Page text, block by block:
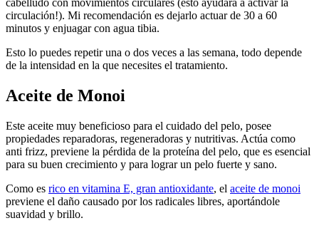
cabelludo con movimientos circulares (esto ayudará a activar la
circulación!). Mi recomendación es dejarlo actuar de 30 a 60
minutos y enjuagar con agua tibia.
Esto lo puedes repetir una o dos veces a las semana, todo depende
de la intensidad en la que necesites el tratamiento.
Aceite de Monoi
Este aceite muy beneficioso para el cuidado del pelo, posee
propiedades reparadoras, regeneradoras y nutritivas. Actúa como
anti frizz, previene la pérdida de la proteína del pelo, que es esencial
para su buen crecimiento y para lograr un pelo fuerte y sano.
Como es rico en vitamina E, gran antioxidante, el aceite de monoi
previene el daño causado por los radicales libres, aportándole
suavidad y brillo.